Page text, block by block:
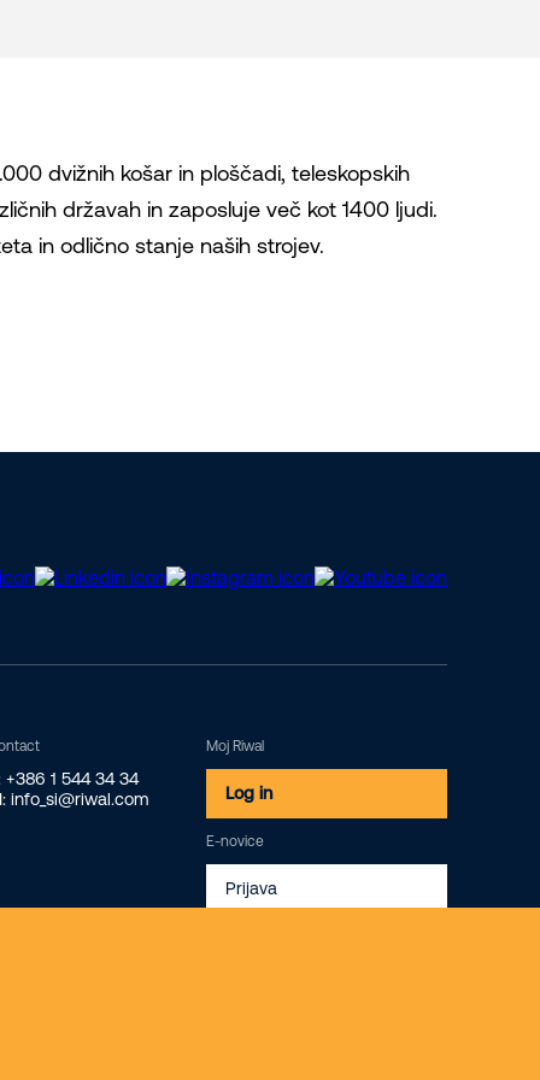
dvižnih košar in ploščadi, teleskopskih
državah in zaposluje več kot 1400 ljudi.
in odlično stanje naših strojev.
+386 1 544 34 34
info_si@riwal.com
Moj Riwal
Log in
E-novice
Prijava